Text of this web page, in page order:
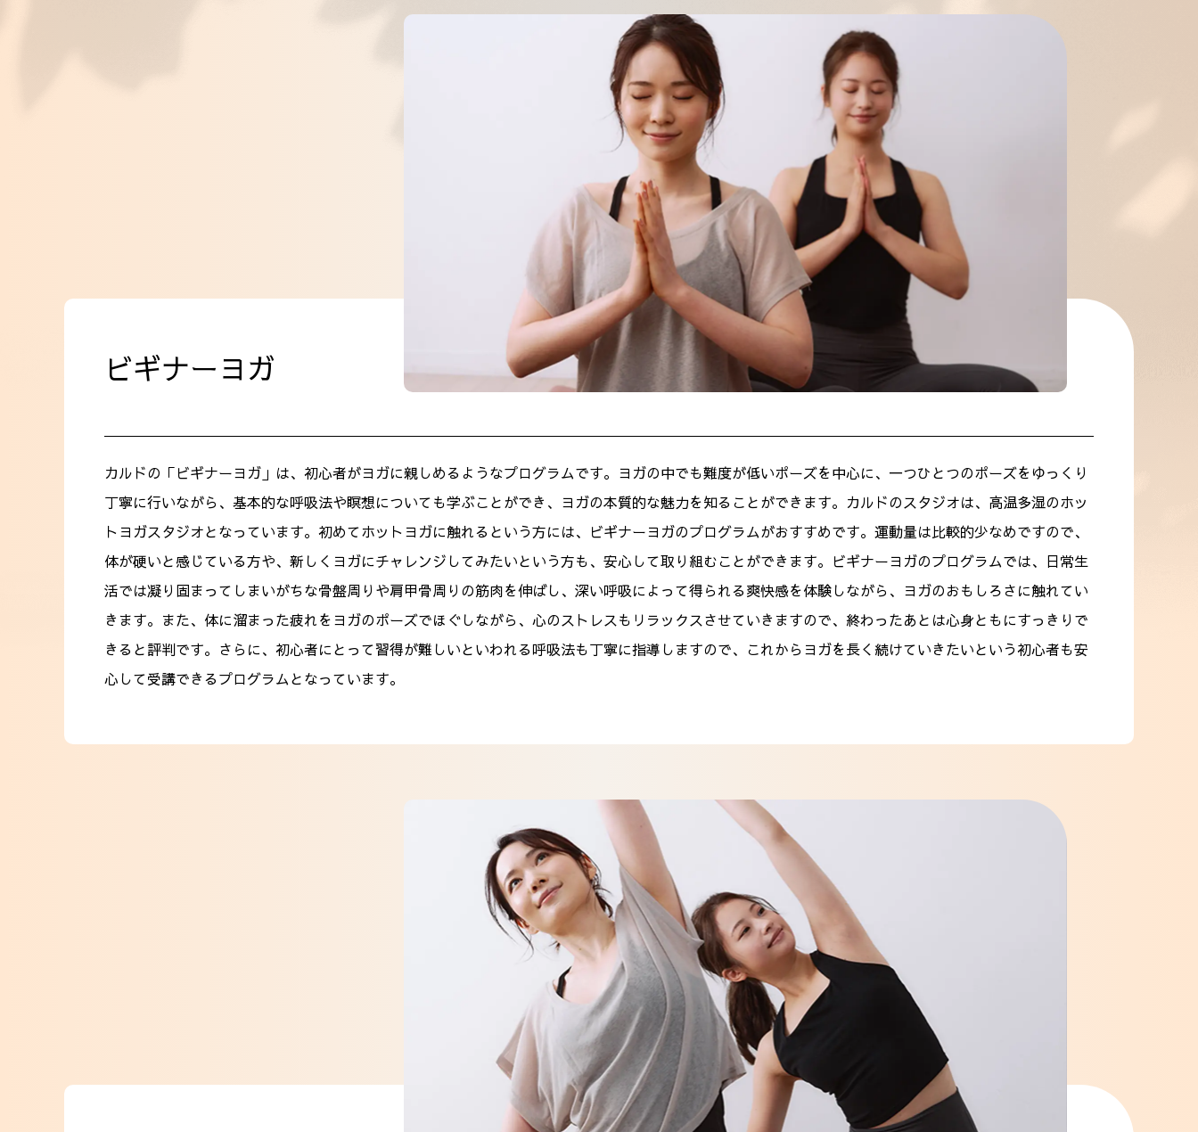
ビギナーヨガ
カルドの「ビギナーヨガ」は、初心者がヨガに親しめるようなプログラムです。ヨガの中でも難度が低いポーズを中心に、一つひとつのポーズをゆっくり
丁寧に行いながら、基本的な呼吸法や瞑想についても学ぶことができ、ヨガの本質的な魅力を知ることができます。カルドのスタジオは、高温多湿のホッ
トヨガスタジオとなっています。初めてホットヨガに触れるという方には、ビギナーヨガのプログラムがおすすめです。運動量は比較的少なめですので、
体が硬いと感じている方や、新しくヨガにチャレンジしてみたいという方も、安心して取り組むことができます。ビギナーヨガのプログラムでは、日常生
活では凝り固まってしまいがちな骨盤周りや肩甲骨周りの筋肉を伸ばし、深い呼吸によって得られる爽快感を体験しながら、ヨガのおもしろさに触れてい
きます。また、体に溜まった疲れをヨガのポーズでほぐしながら、心のストレスもリラックスさせていきますので、終わったあとは心身ともにすっきりで
きると評判です。さらに、初心者にとって習得が難しいといわれる呼吸法も丁寧に指導しますので、これからヨガを長く続けていきたいという初心者も安
心して受講できるプログラムとなっています。